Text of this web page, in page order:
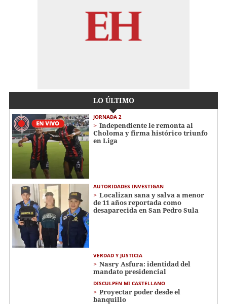
LO ÚLTIMO
JORNADA 2
Independiente le remonta al
Choloma y firma histórico triunfo
en Liga
AUTORIDADES INVESTIGAN
Localizan sana y salva a menor
de 11 años reportada como
desaparecida en San Pedro Sula
VERDAD Y JUSTICIA
Nasry Asfura: identidad del
mandato presidencial
DISCULPEN MI CASTELLANO
Proyectar poder desde el
banquillo